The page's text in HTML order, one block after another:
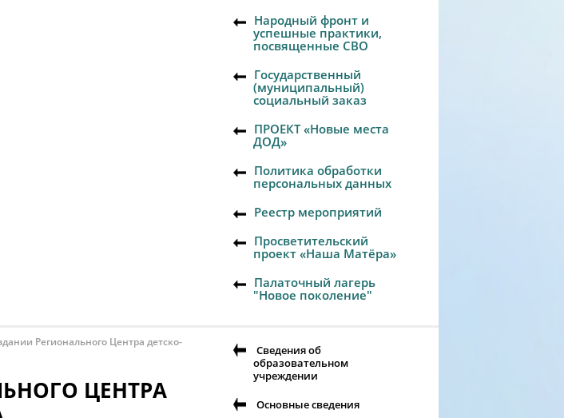
Народный фронт и
успешные практики,
посвященные СВО
Государственный
(муниципальный)
социальный заказ
ПРОЕКТ «Новые места
ДОД»
Политика обработки
персональных данных
Реестр мероприятий
Просветительский
проект «Наша Матёра»
Палаточный лагерь
"Новое поколение"
Регионального Центра детско-
ЦЕНТРА
Сведения об
образовательном
учреждении
Основные сведения